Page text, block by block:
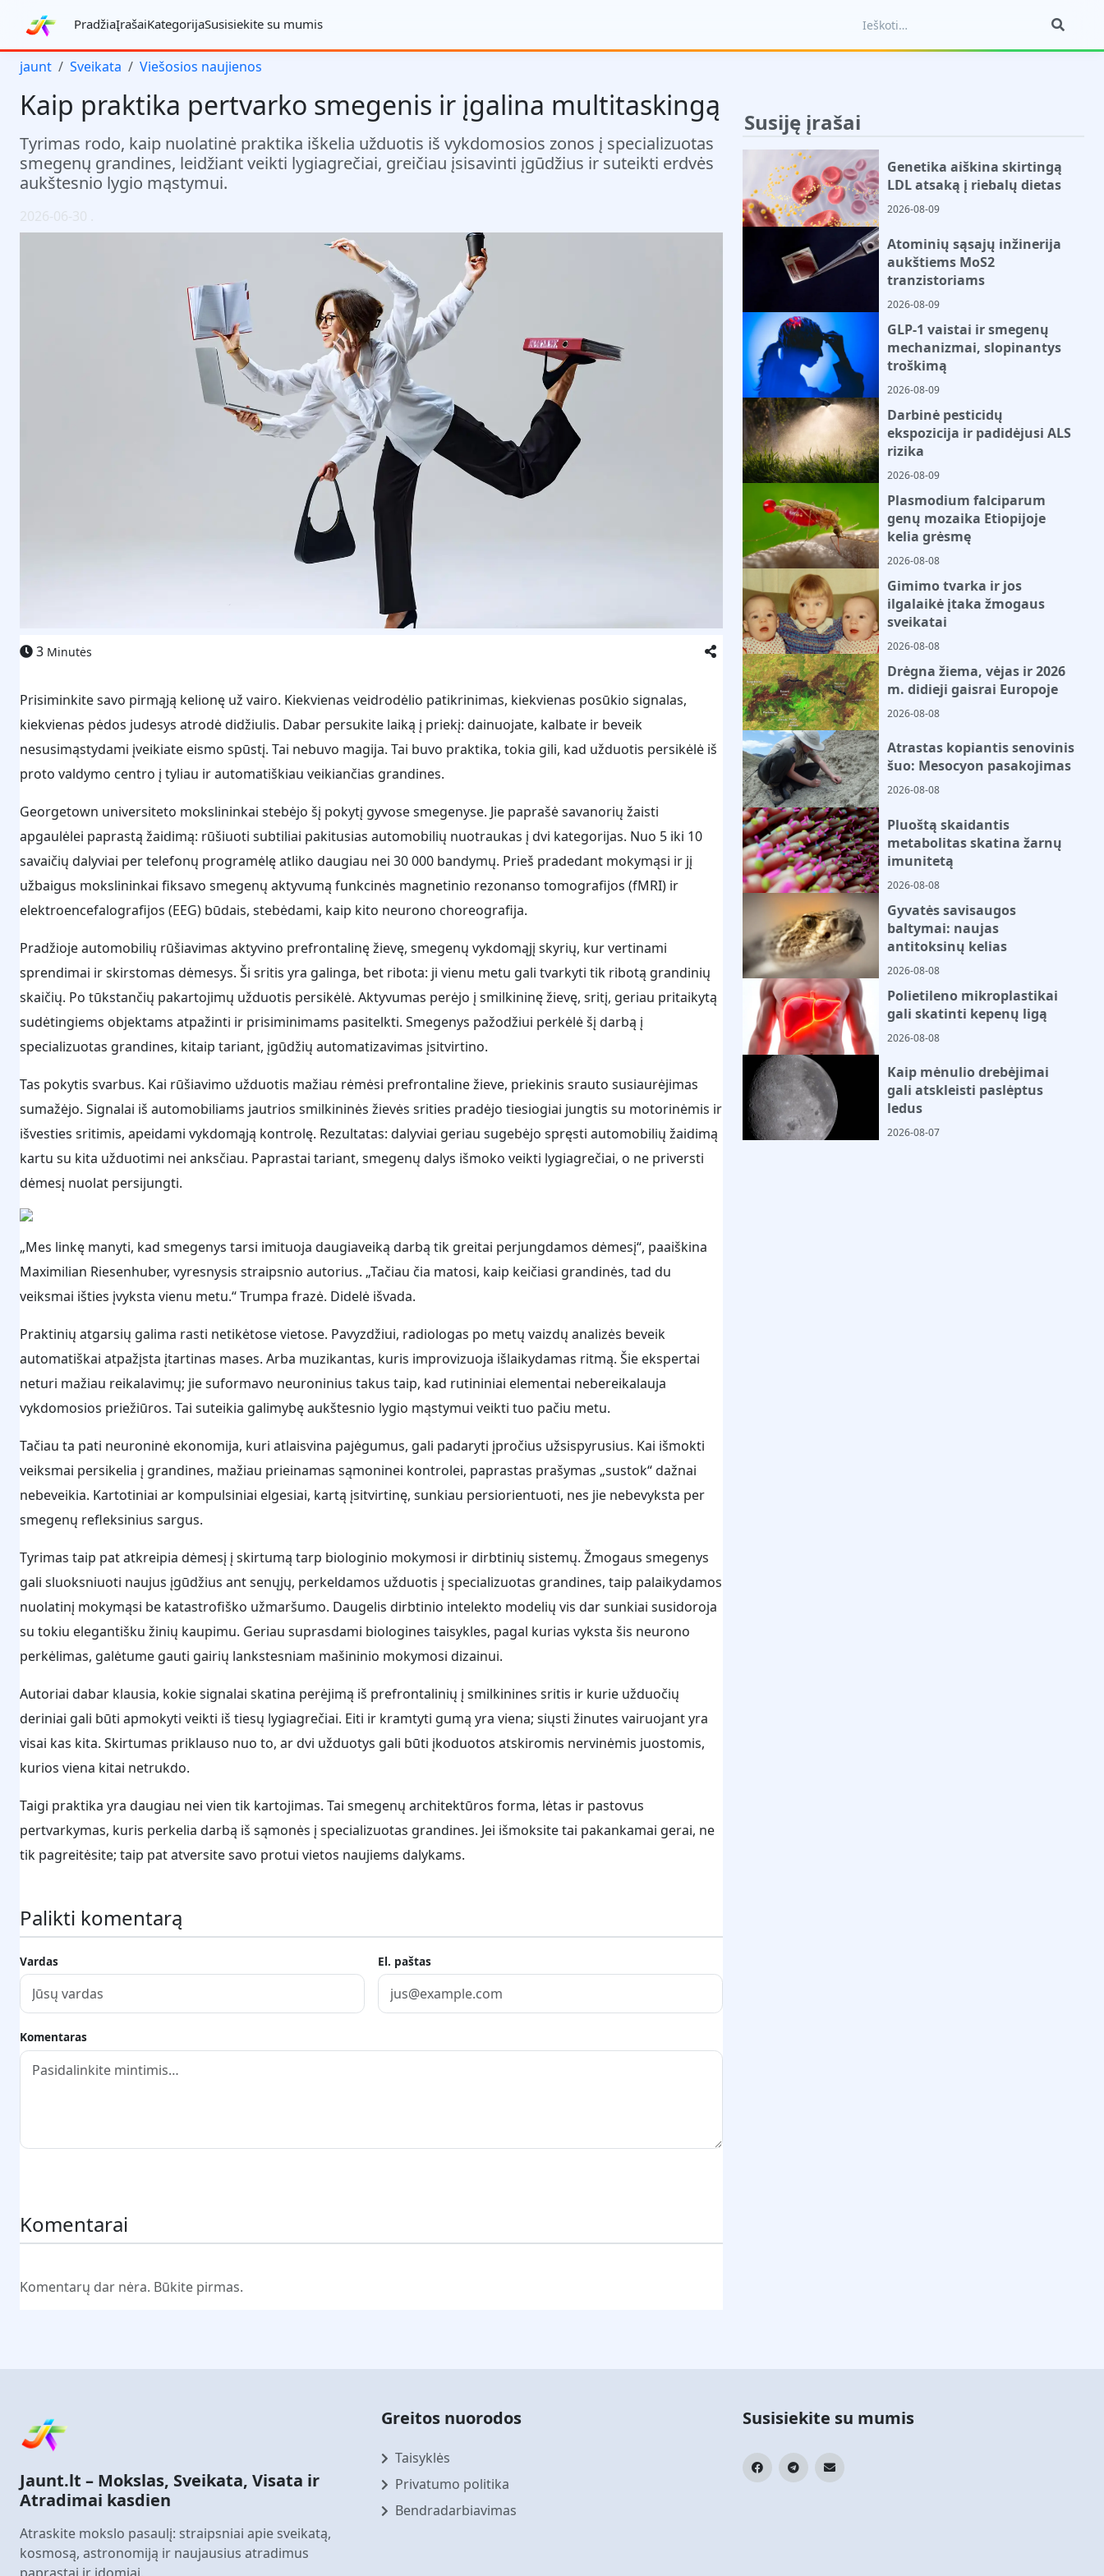
PradžiaĮrašaiKategorijaSusisiekite su mumis
jaunt Sveikata Viešosios naujienos
Kaip praktika pertvarko smegenis ir įgalina multitaskingą
Tyrimas rodo, kaip nuolatinė praktika iškelia užduotis iš vykdomosios zonos į specializuotas
smegenų grandines, leidžiant veikti lygiagrečiai, greičiau įsisavinti įgūdžius ir suteikti erdvės
aukštesnio lygio mąstymui.
2026-06-30 .
3 Minutės
Prisiminkite savo pirmąją kelionę už vairo. Kiekvienas veidrodėlio patikrinimas, kiekvienas posūkio signalas,
kiekvienas pėdos judesys atrodė didžiulis. Dabar persukite laiką į priekį: dainuojate, kalbate ir beveik
nesusimąstydami įveikiate eismo spūstį. Tai nebuvo magija. Tai buvo praktika, tokia gili, kad užduotis persikėlė iš
proto valdymo centro į tyliau ir automatiškiau veikiančias grandines.
Georgetown universiteto mokslininkai stebėjo šį pokytį gyvose smegenyse. Jie paprašė savanorių žaisti
apgaulėlei paprastą žaidimą: rūšiuoti subtiliai pakitusias automobilių nuotraukas į dvi kategorijas. Nuo 5 iki 10
savaičių dalyviai per telefonų programėlę atliko daugiau nei 30 000 bandymų. Prieš pradedant mokymąsi ir jį
užbaigus mokslininkai fiksavo smegenų aktyvumą funkcinės magnetinio rezonanso tomografijos (fMRI) ir
elektroencefalografijos (EEG) būdais, stebėdami, kaip kito neurono choreografija.
Pradžioje automobilių rūšiavimas aktyvino prefrontalinę žievę, smegenų vykdomąjį skyrių, kur vertinami
sprendimai ir skirstomas dėmesys. Ši sritis yra galinga, bet ribota: ji vienu metu gali tvarkyti tik ribotą grandinių
skaičių. Po tūkstančių pakartojimų užduotis persikėlė. Aktyvumas perėjo į smilkininę žievę, sritį, geriau pritaikytą
sudėtingiems objektams atpažinti ir prisiminimams pasitelkti. Smegenys pažodžiui perkėlė šį darbą į
specializuotas grandines, kitaip tariant, įgūdžių automatizavimas įsitvirtino.
Tas pokytis svarbus. Kai rūšiavimo užduotis mažiau rėmėsi prefrontaline žieve, priekinis srauto susiaurėjimas
sumažėjo. Signalai iš automobiliams jautrios smilkininės žievės srities pradėjo tiesiogiai jungtis su motorinėmis ir
išvesties sritimis, apeidami vykdomąją kontrolę. Rezultatas: dalyviai geriau sugebėjo spręsti automobilių žaidimą
kartu su kita užduotimi nei anksčiau. Paprastai tariant, smegenų dalys išmoko veikti lygiagrečiai, o ne priversti
dėmesį nuolat persijungti.
„Mes linkę manyti, kad smegenys tarsi imituoja daugiaveiką darbą tik greitai perjungdamos dėmesį“, paaiškina
Maximilian Riesenhuber, vyresnysis straipsnio autorius. „Tačiau čia matosi, kaip keičiasi grandinės, tad du
veiksmai išties įvyksta vienu metu.“ Trumpa frazė. Didelė išvada.
Praktinių atgarsių galima rasti netikėtose vietose. Pavyzdžiui, radiologas po metų vaizdų analizės beveik
automatiškai atpažįsta įtartinas mases. Arba muzikantas, kuris improvizuoja išlaikydamas ritmą. Šie ekspertai
neturi mažiau reikalavimų; jie suformavo neuroninius takus taip, kad rutininiai elementai nebereikalauja
vykdomosios priežiūros. Tai suteikia galimybę aukštesnio lygio mąstymui veikti tuo pačiu metu.
Tačiau ta pati neuroninė ekonomija, kuri atlaisvina pajėgumus, gali padaryti įpročius užsispyrusius. Kai išmokti
veiksmai persikelia į grandines, mažiau prieinamas sąmoninei kontrolei, paprastas prašymas „sustok“ dažnai
nebeveikia. Kartotiniai ar kompulsiniai elgesiai, kartą įsitvirtinę, sunkiau persiorientuoti, nes jie nebevyksta per
smegenų refleksinius sargus.
Tyrimas taip pat atkreipia dėmesį į skirtumą tarp biologinio mokymosi ir dirbtinių sistemų. Žmogaus smegenys
gali sluoksniuoti naujus įgūdžius ant senųjų, perkeldamos užduotis į specializuotas grandines, taip palaikydamos
nuolatinį mokymąsi be katastrofiško užmaršumo. Daugelis dirbtinio intelekto modelių vis dar sunkiai susidoroja
su tokiu elegantišku žinių kaupimu. Geriau suprasdami biologines taisykles, pagal kurias vyksta šis neurono
perkėlimas, galėtume gauti gairių lankstesniam mašininio mokymosi dizainui.
Autoriai dabar klausia, kokie signalai skatina perėjimą iš prefrontalinių į smilkinines sritis ir kurie užduočių
deriniai gali būti apmokyti veikti iš tiesų lygiagrečiai. Eiti ir kramtyti gumą yra viena; siųsti žinutes vairuojant yra
visai kas kita. Skirtumas priklauso nuo to, ar dvi užduotys gali būti įkoduotos atskiromis nervinėmis juostomis,
kurios viena kitai netrukdo.
Taigi praktika yra daugiau nei vien tik kartojimas. Tai smegenų architektūros forma, lėtas ir pastovus
pertvarkymas, kuris perkelia darbą iš sąmonės į specializuotas grandines. Jei išmoksite tai pakankamai gerai, ne
tik pagreitėsite; taip pat atversite savo protui vietos naujiems dalykams.
Palikti komentarą
Vardas El. paštas
Komentaras
Komentarai
Komentarų dar nėra. Būkite pirmas.
Susiję įrašai
Genetika aiškina skirtingą
LDL atsaką į riebalų dietas
2026-08-09
Atominių sąsajų inžinerija
aukštiems MoS2
tranzistoriams
2026-08-09
GLP-1 vaistai ir smegenų
mechanizmai, slopinantys
troškimą
2026-08-09
Darbinė pesticidų
ekspozicija ir padidėjusi ALS
rizika
2026-08-09
Plasmodium falciparum
genų mozaika Etiopijoje
kelia grėsmę
2026-08-08
Gimimo tvarka ir jos
ilgalaikė įtaka žmogaus
sveikatai
2026-08-08
Drėgna žiema, vėjas ir 2026
m. didieji gaisrai Europoje
2026-08-08
Atrastas kopiantis senovinis
šuo: Mesocyon pasakojimas
2026-08-08
Pluoštą skaidantis
metabolitas skatina žarnų
imunitetą
2026-08-08
Gyvatės savisaugos
baltymai: naujas
antitoksinų kelias
2026-08-08
Polietileno mikroplastikai
gali skatinti kepenų ligą
2026-08-08
Kaip mėnulio drebėjimai
gali atskleisti paslėptus
ledus
2026-08-07
Jaunt.lt – Mokslas, Sveikata, Visata ir
Atradimai kasdien
Atraskite mokslo pasaulį: straipsniai apie sveikatą,
kosmosą, astronomiją ir naujausius atradimus
Greitos nuorodos
Taisyklės
Privatumo politika
Bendradarbiavimas
Susisiekite su mumis